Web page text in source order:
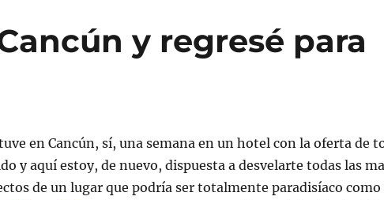
y regresé para
en Cancún, sí, una semana en un hotel con la oferta de
y aquí estoy, de nuevo, dispuesta a desvelarte todas las
de un lugar que podría ser totalmente paradisíaco como